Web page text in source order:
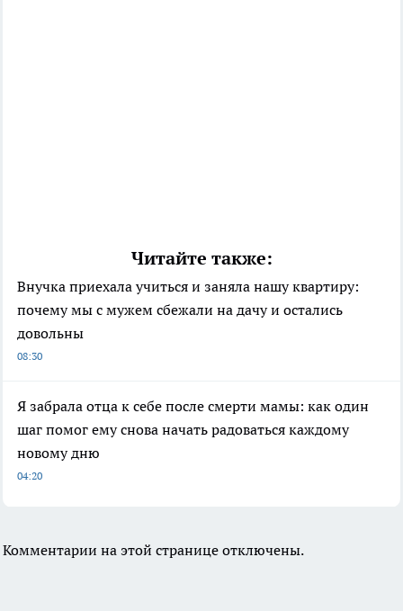
Читайте также:
Внучка приехала учиться и заняла нашу квартиру:
почему мы с мужем сбежали на дачу и остались
довольны
08:30
Я забрала отца к себе после смерти мамы: как один
шаг помог ему снова начать радоваться каждому
новому дню
04:20
Комментарии на этой странице отключены.